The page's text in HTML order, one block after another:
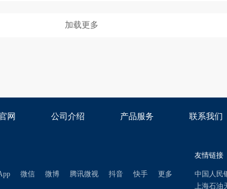
加载更多
网 公司介绍 产品服务 联系我们
微信 微博 腾讯微视 抖音 快手 更多
友情链接
中国人民
上海石油